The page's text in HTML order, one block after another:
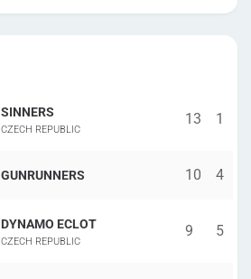
SINNERS
CZECH REPUBLIC
13 1
GUNRUNNERS 10 4
DYNAMO ECLOT
CZECH REPUBLIC
9 5